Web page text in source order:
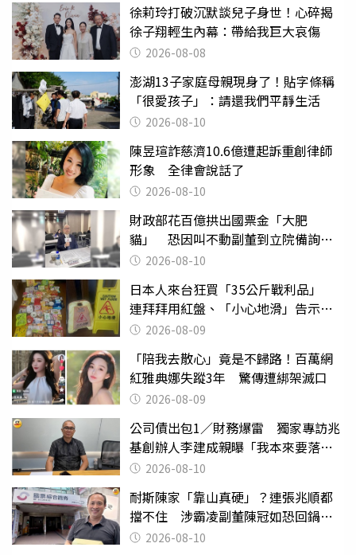
徐莉玲打破沉默談兒子身世！心碎揭
徐子翔輕生內幕：帶給我巨大哀傷
2026-08-08
澎湖13子家庭母親現身了！貼字條稱
「很愛孩子」：請還我們平靜生活
2026-08-10
陳昱瑄詐慈濟10.6億遭起訴重創律師
形象 全律會說話了
2026-08-10
財政部花百億拱出國票金「大肥
貓」 恐因叫不動副董到立院備詢惹
議 2026-08-10
日本人來台狂買「35公斤戰利品」
連拜拜用紅盤、「小心地滑」告示牌
也帶回家
2026-08-09
「陪我去散心」竟是不歸路！百萬網
紅雅典娜失蹤3年 驚傳遭綁架滅口
2026-08-09
公司債出包1／財務爆雷 獨家專訪兆
基創辦人李建成親曝「我本來要落
跑」2026-08-10
耐斯陳家「靠山真硬」？連張兆順都
擋不住 涉霸凌副董陳冠如恐回鍋國
票證2026-08-10